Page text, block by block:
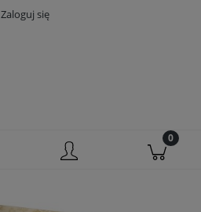
Zaloguj się